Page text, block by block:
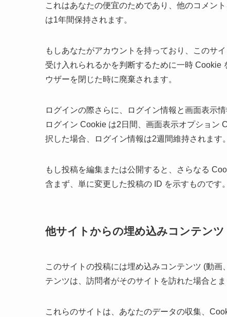
これはあなたの便宜のためであり、他のコメン
は1年間保持されます。
もしあなたがアカウントを持っており、このサ
受け入れられるかを判断するために一時 Cookie
ウザーを閉じた時に廃棄されます。
ログインの際さらに、ログイン情報と画面表示
ログイン Cookie は2日間、画面表示オプション
択した場合、ログイン情報は2週間維持されます
もし投稿を編集または公開すると、さらなる
含まず、単に変更した投稿の ID を示すものです
他サイトからの埋め込みコンテンツ
このサイトの投稿には埋め込みコンテンツ (動
テンツは、訪問者がそのサイトを訪れた場合と
これらのサイトは、あなたのデータの収集、